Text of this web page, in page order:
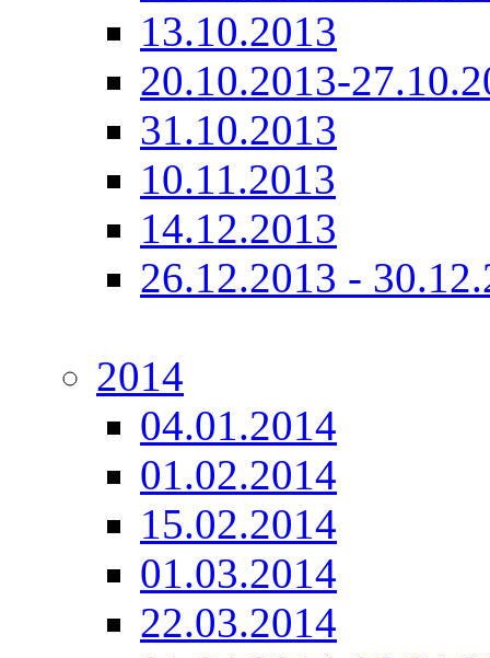
13.10.2013
20.10.2013-
31.10.2013
10.11.2013
14.12.2013
26.12.2013 -
2014
04.01.2014
01.02.2014
15.02.2014
01.03.2014
22.03.2014